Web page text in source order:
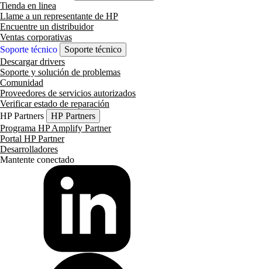
Tienda en linea
Llame a un representante de HP
Encuentre un distribuidor
Ventas corporativas
Soporte técnico
Soporte técnico
Descargar drivers
Soporte y solución de problemas
Comunidad
Proveedores de servicios autorizados
Verificar estado de reparación
HP Partners
HP Partners
Programa HP Amplify Partner
Portal HP Partner
Desarrolladores
Mantente conectado